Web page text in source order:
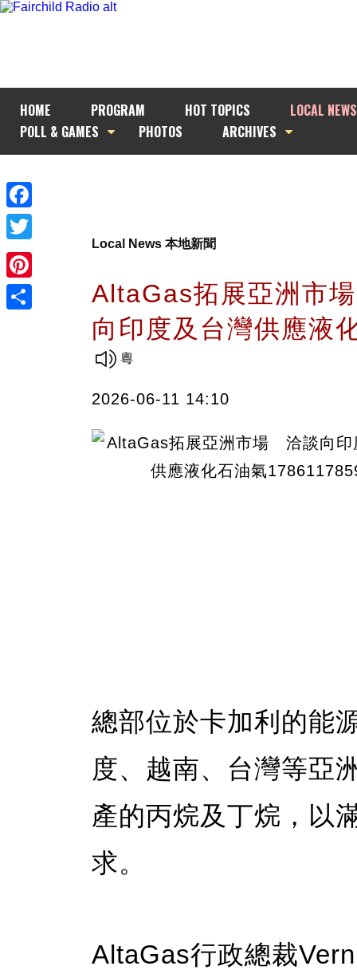
HOME PROGRAM HOT TOPICS
LOCAL NEWS
POLL & GAMES
PHOTOS ARCHIVES
Facebook
Twitter
Pinterest
Local News 本地新聞
AltaGas拓展亞洲市
向印度及台灣供應液
2026-06-11 14:10
總部位於卡加利的能
度、越南、台灣等亞
產的丙烷及丁烷，以
求。
AltaGas行政總裁